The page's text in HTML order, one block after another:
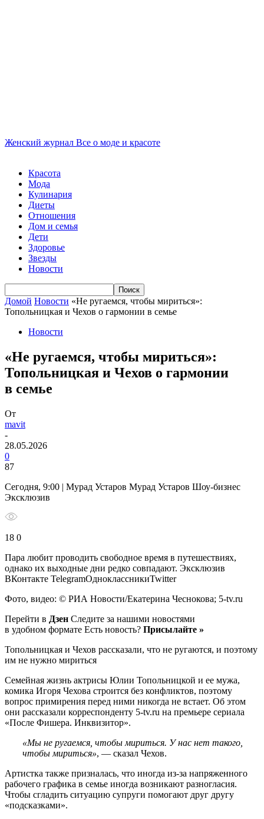
Женский журнал Все о моде и красоте
Красота
Мода
Кулинария
Диеты
Отношения
Дом и семья
Дети
Здоровье
Звезды
Новости
Домой Новости «Не ругаемся, чтобы мириться»:
Топольницкая и Чехов о гармонии в семье
Новости
«Не ругаемся, чтобы мириться»:
Топольницкая и Чехов о гармонии
в семье
От
mavit
-
28.05.2026
0
87
Сегодня, 9:00 | Мурад Устаров Мурад Устаров Шоу-бизнес
Эксклюзив
18 0
Пара любит проводить свободное время в путешествиях,
однако их выходные дни редко совпадают. Эксклюзив
ВКонтакте TelegramОдноклассникиTwitter
Фото, видео: © РИА Новости/Екатерина Чеснокова; 5-tv.ru
Перейти в Дзен Следите за нашими новостями
в удобном формате Есть новость? Присылайте »
Топольницкая и Чехов рассказали, что не ругаются, и поэтому
им не нужно мириться
Семейная жизнь актрисы Юлии Топольницкой и ее мужа,
комика Игоря Чехова строится без конфликтов, поэтому
вопрос примирения перед ними никогда не встает. Об этом
они рассказали корреспонденту 5-tv.ru на премьере сериала
«После Фишера. Инквизитор».
«Мы не ругаемся, чтобы мириться. У нас нет такого,
чтобы мириться», — сказал Чехов.
Артистка также призналась, что иногда из-за напряженного
рабочего графика в семье иногда возникают разногласия.
Чтобы сгладить ситуацию супруги помогают друг другу
«подсказками».